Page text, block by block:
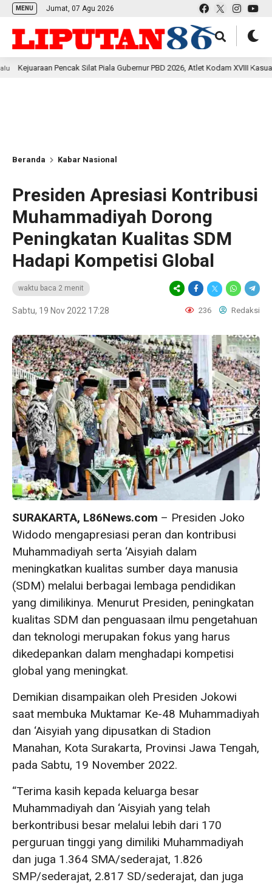
MENU Jumat, 07 Agu 2026
Pencak Silat Piala Gubernur PBD 2026, Atlet Kodam XVIII Kasuari Torehkan
Beranda Kabar Nasional
Presiden Apresiasi Kontribusi
Muhammadiyah Dorong
Peningkatan Kualitas SDM
Hadapi Kompetisi Global
waktu baca 2 menit
Sabtu, 19 Nov 2022 17:28 236 Redaksi
SURAKARTA, L86News.com – Presiden Joko
Widodo mengapresiasi peran dan kontribusi
Muhammadiyah serta ‘Aisyiah dalam
meningkatkan kualitas sumber daya manusia
(SDM) melalui berbagai lembaga pendidikan
yang dimilikinya. Menurut Presiden, peningkatan
kualitas SDM dan penguasaan ilmu pengetahuan
dan teknologi merupakan fokus yang harus
dikedepankan dalam menghadapi kompetisi
global yang meningkat.
Demikian disampaikan oleh Presiden Jokowi
saat membuka Muktamar Ke-48 Muhammadiyah
dan ‘Aisyiah yang dipusatkan di Stadion
Manahan, Kota Surakarta, Provinsi Jawa Tengah,
pada Sabtu, 19 November 2022.
“Terima kasih kepada keluarga besar
Muhammadiyah dan ‘Aisyiah yang telah
berkontribusi besar melalui lebih dari 170
perguruan tinggi yang dimiliki Muhammadiyah
dan juga 1.364 SMA/sederajat, 1.826
SMP/sederajat, 2.817 SD/sederajat, dan juga